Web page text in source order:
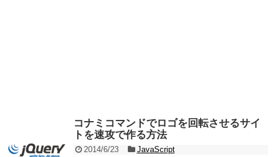
コナミコマンドでロゴを回転させるサイ
トを速攻で作る方法
2014/6/23
JavaScript